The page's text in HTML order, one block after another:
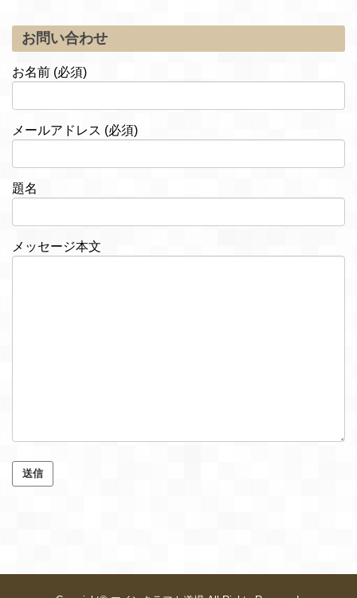
お問い合わせ
お名前 (必須)
メールアドレス (必須)
題名
メッセージ本文